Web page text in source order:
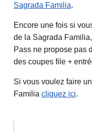
Sagrada Familia.
Encore une fois si
de la Sagrada
Pass ne propose pas
des coupes file +
Si vous voulez faire
Familia cliquez ici.